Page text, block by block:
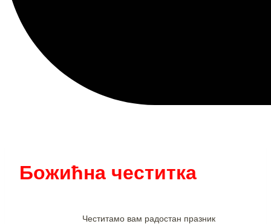
Божићна честитка
Честитамо вам радостан празник